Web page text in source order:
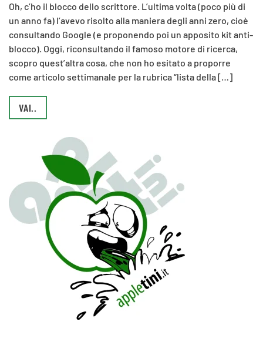
Oh, c’ho il blocco dello scrittore. L’ultima volta (poco più di
un anno fa) l’avevo risolto alla maniera degli anni zero, cioè
consultando Google (e proponendo poi un apposito kit anti-
blocco). Oggi, riconsultando il famoso motore di ricerca,
scopro quest’altra cosa, che non ho esitato a proporre
come articolo settimanale per la rubrica “lista della […]
VAI..